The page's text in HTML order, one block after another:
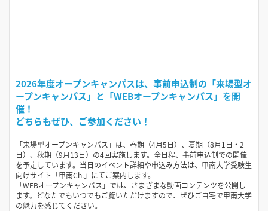
2026年度オープンキャンパスは、事前申込制の「来場型オ
ープンキャンパス」と「WEBオープンキャンパス」を開
催！
どちらもぜひ、ご参加ください！
「来場型オープンキャンパス」は、春期（4月5日）、夏期（8月1日・2
日）、秋期（9月13日）の4回実施します。全日程、事前申込制での開催
を予定しています。当日のイベント詳細や申込み方法は、甲南大学受験生
向けサイト「甲南Ch.」にてご案内します。
「WEBオープンキャンパス」では、さまざまな動画コンテンツを公開し
ます。どなたでもいつでもご覧いただけますので、ぜひご自宅で甲南大学
の魅力を感じてください。